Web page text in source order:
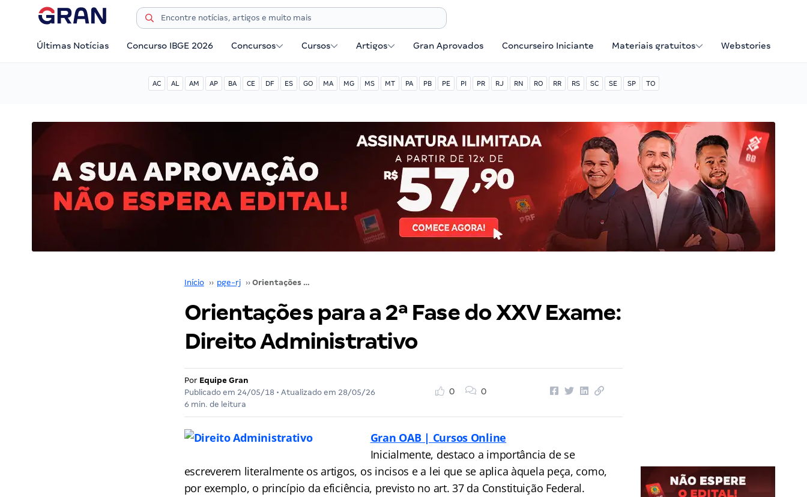
Últimas Notícias Concurso IBGE 2026 Concursos Cursos Artigos Gran Aprovados Concurseiro Iniciante Materiais gratuitos Webstories
AC AL AM AP BA CE DF ES GO MA MG MS MT PA PB PE PI PR RJ RN RO RR RS SC SE SP TO
Início ›› pge-rj ›› Orientações para a 2ª Fase do XXV Exame: Direito Administrativo
Orientações para a 2ª Fase do XXV Exame:
Direito Administrativo
Por Equipe Gran
Publicado em 24/05/18• Atualizado em 28/05/26
6 min. de leitura
0 0
Gran OAB | Cursos Online
Inicialmente, destaco a importância de se
escreverem literalmente os artigos, os incisos e a lei que se aplica àquela peça, como,
por exemplo, o princípio da eficiência, previsto no art. 37 da Constituição Federal.